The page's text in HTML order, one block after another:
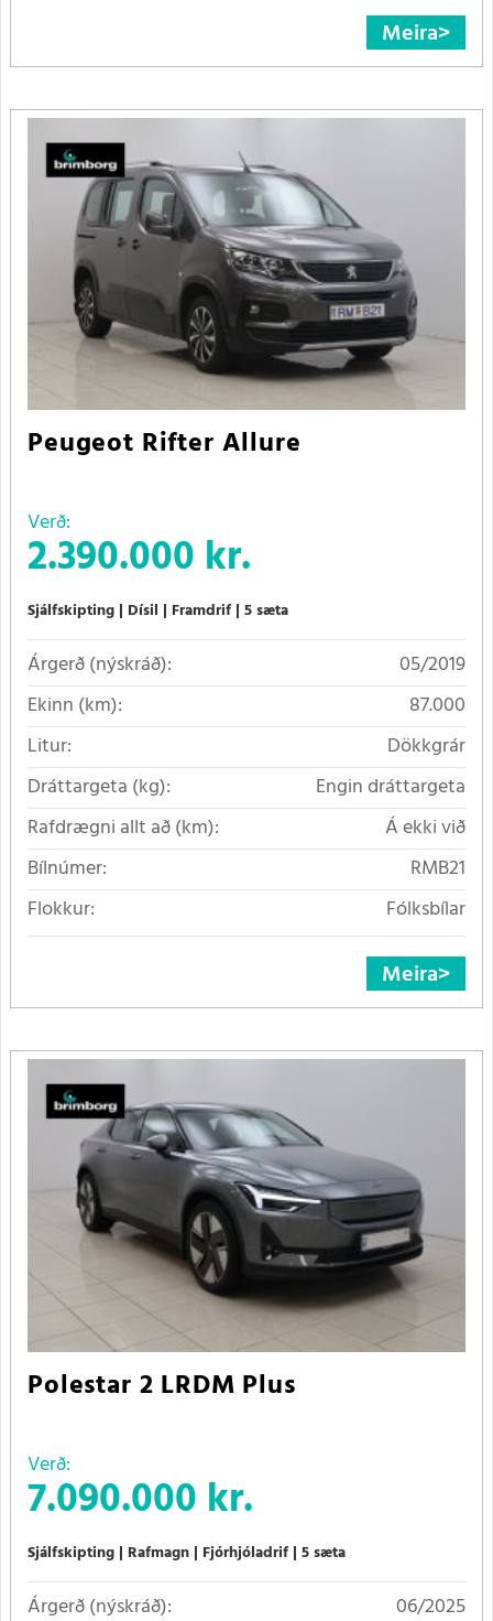
Meira
Peugeot Rifter Allure
Verð:
2.390.000 kr.
Sjálfskipting Dísil Framdrif 5 sæta
Árgerð (nýskráð):
05/2019
Ekinn (km):
87.000
Litur:
Dökkgrár
Dráttargeta (kg):
Engin dráttargeta
Rafdrægni allt að (km):
Á ekki við
Bílnúmer:
RMB21
Flokkur:
Fólksbílar
Meira
Polestar 2 LRDM Plus
Verð:
7.090.000 kr.
Sjálfskipting Rafmagn Fjórhjóladrif 5 sæta
Árgerð (nýskráð): 06/2025